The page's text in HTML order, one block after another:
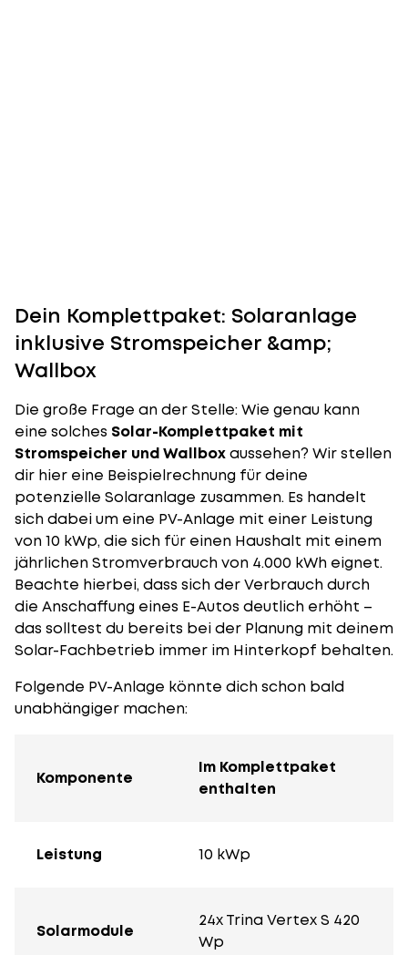
Dein Komplettpaket: Solaranlage
inklusive Stromspeicher &amp;
Wallbox
Die große Frage an der Stelle: Wie genau kann
eine solches Solar-Komplettpaket mit
Stromspeicher und Wallboxaussehen? Wir stellen
dir hier eine Beispielrechnung für deine
potenzielle Solaranlage zusammen. Es handelt
sich dabei um eine PV-Anlage mit einer Leistung
von 10 kWp, die sich für einen Haushalt mit einem
jährlichen Stromverbrauch von 4.000 kWh eignet.
Beachte hierbei, dass sich der Verbrauch durch
die Anschaffung eines E-Autos deutlich erhöht –
das solltest du bereits bei der Planung mit deinem
Solar-Fachbetrieb immer im Hinterkopf behalten.
Folgende PV-Anlage könnte dich schon bald
unabhängiger machen:
Komponente
Im Komplettpaket
enthalten
Leistung 10 kWp
Solarmodule
24x Trina Vertex S 420
Wp